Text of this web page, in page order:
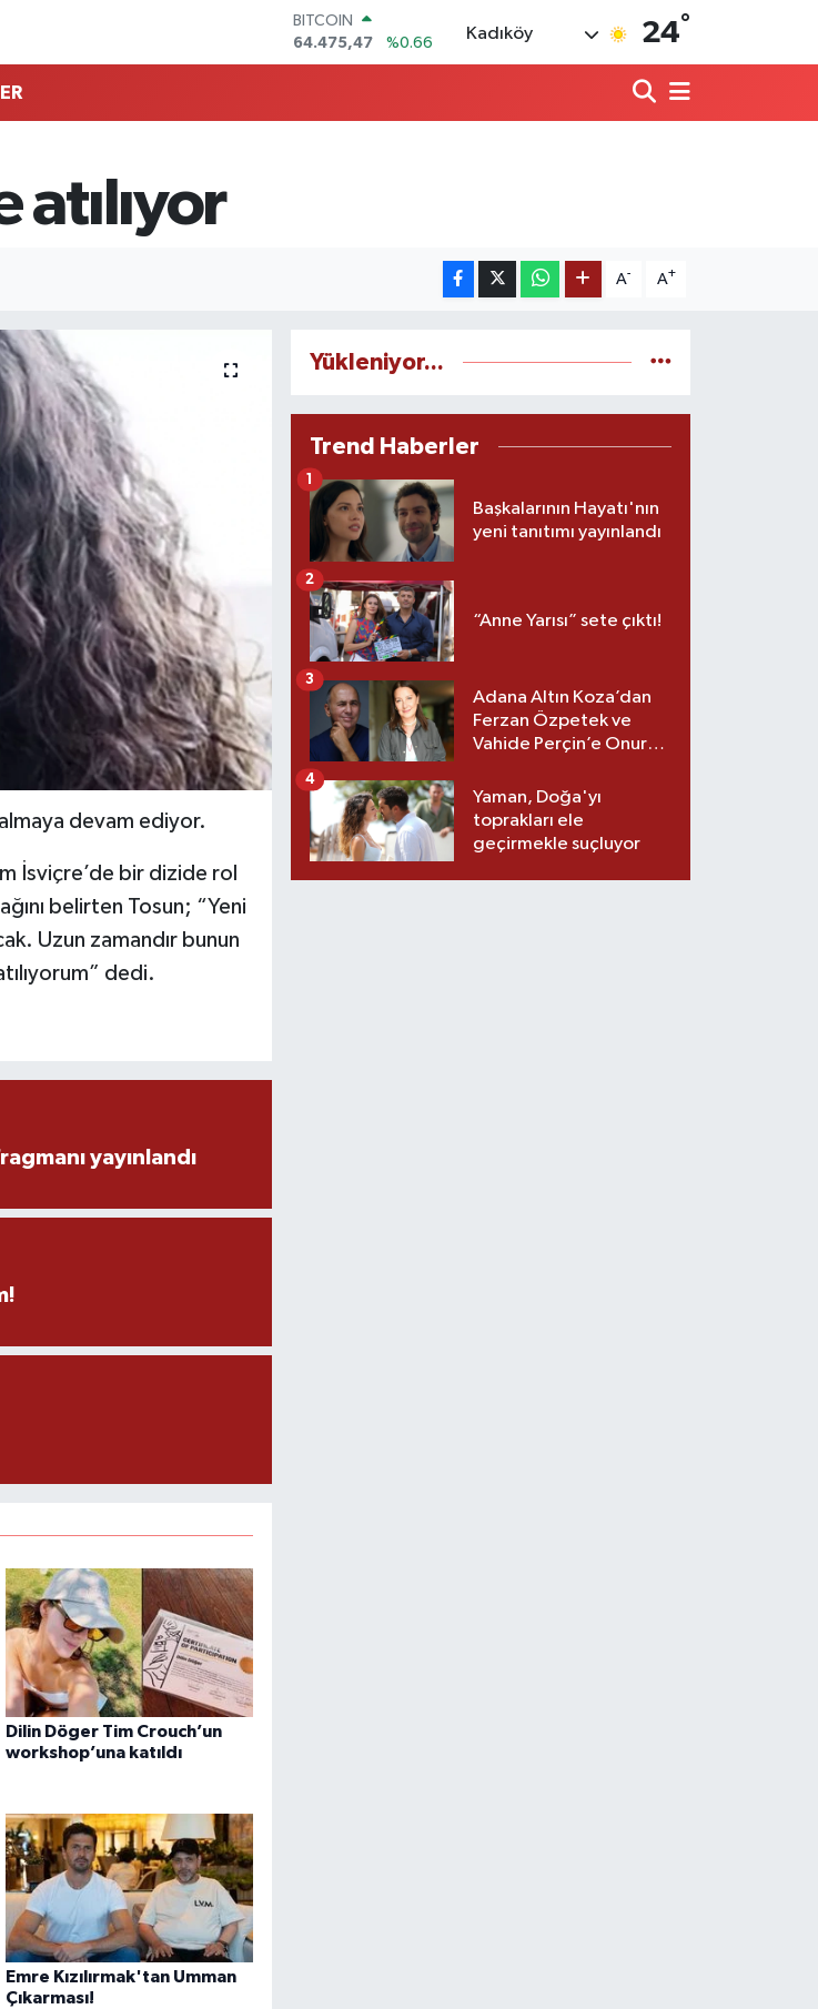
BITCOIN
64.475,47
%0.66
DOLAR
Kadıköy 24°
atılıyor
A- A+
almaya devam ediyor.
İsviçre’de bir dizide rol
belirten Tosun; “Yeni
Uzun zamandır bunun
dedi.
yayınlandı
Dilin Döger Tim Crouch’un
workshop’una katıldı
Emre Kızılırmak'tan Umman
Çıkarması!
Yükleniyor...
Trend Haberler
Başkalarının Hayatı'nın
yeni tanıtımı yayınlandı
1
“Anne Yarısı” sete çıktı!
2
Adana Altın Koza’dan
Ferzan Özpetek ve
Vahide Perçin’e Onur
3
Yaman, Doğa'yı
toprakları ele
geçirmekle suçluyor
4